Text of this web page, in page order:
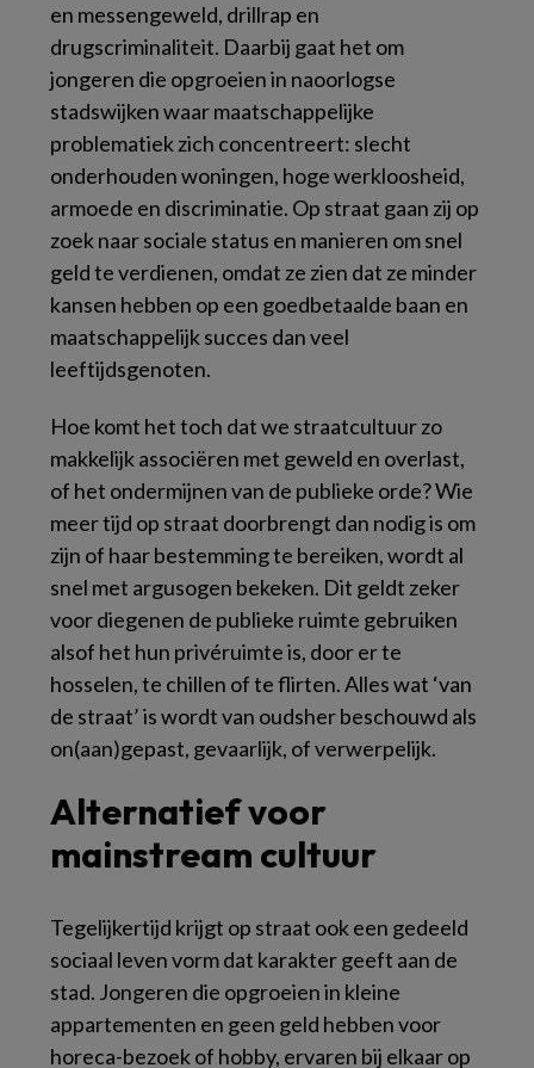
en messengeweld, drillrap en
drugscriminaliteit. Daarbij gaat het om
jongeren die opgroeien in naoorlogse
stadswijken waar maatschappelijke
problematiek zich concentreert: slecht
onderhouden woningen, hoge werkloosheid,
armoede en discriminatie. Op straat gaan zij op
zoek naar sociale status en manieren om snel
geld te verdienen, omdat ze zien dat ze minder
kansen hebben op een goedbetaalde baan en
maatschappelijk succes dan veel
leeftijdsgenoten.
Hoe komt het toch dat we straatcultuur zo
makkelijk associëren met geweld en overlast,
of het ondermijnen van de publieke orde? Wie
meer tijd op straat doorbrengt dan nodig is om
zijn of haar bestemming te bereiken, wordt al
snel met argusogen bekeken. Dit geldt zeker
voor diegenen de publieke ruimte gebruiken
alsof het hun privéruimte is, door er te
hosselen, te chillen of te flirten. Alles wat ‘van
de straat’ is wordt van oudsher beschouwd als
on(aan)gepast, gevaarlijk, of verwerpelijk.
Alternatief voor
mainstream cultuur
Tegelijkertijd krijgt op straat ook een gedeeld
sociaal leven vorm dat karakter geeft aan de
stad. Jongeren die opgroeien in kleine
appartementen en geen geld hebben voor
horeca-bezoek of hobby, ervaren bij elkaar op